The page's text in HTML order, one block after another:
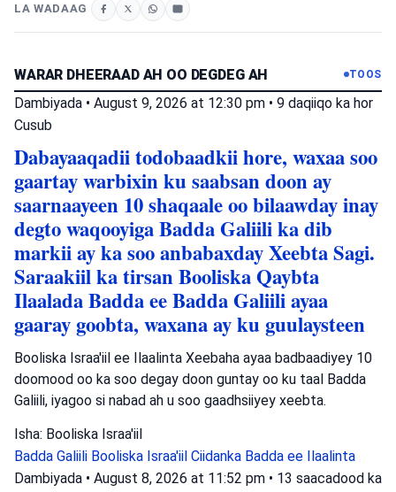
LA WADAAG
WARAR DHEERAAD AH OO DEGDEG AH TOOS
Dambiyada • August 9, 2026 at 12:30 pm • 9 daqiiqo ka hor
Cusub
Dabayaaqadii todobaadkii hore, waxaa soo
gaartay warbixin ku saabsan doon ay
saarnaayeen 10 shaqaale oo bilaawday inay
degto waqooyiga Badda Galiili ka dib
markii ay ka soo anbabaxday Xeebta Sagi.
Saraakiil ka tirsan Booliska Qaybta
Ilaalada Badda ee Badda Galiili ayaa
gaaray goobta, waxana ay ku guulaysteen
Booliska Israa'iil ee Ilaalinta Xeebaha ayaa badbaadiyey 10
doomood oo ka soo degay doon guntay oo ku taal Badda
Galiili, iyagoo si nabad ah u soo gaadhsiiyey xeebta.
Isha: Booliska Israa'iil
Badda Galiili Booliska Israa'iil Ciidanka Badda ee Ilaalinta
Dambiyada • August 8, 2026 at 11:52 pm • 13 saacadood ka